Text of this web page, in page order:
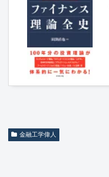
金融工学偉人